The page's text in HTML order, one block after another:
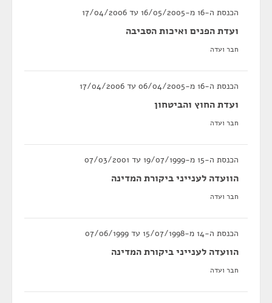
הכנסת ה-16 מ-16/05/2005 עד 17/04/2006
ועדת הפנים ואיכות הסביבה
חבר ועדה
הכנסת ה-16 מ-06/04/2005 עד 17/04/2006
ועדת החוץ והביטחון
חבר ועדה
הכנסת ה-15 מ-19/07/1999 עד 07/03/2001
הוועדה לענייני ביקורת המדינה
חבר ועדה
הכנסת ה-14 מ-15/07/1998 עד 07/06/1999
הוועדה לענייני ביקורת המדינה
חבר ועדה